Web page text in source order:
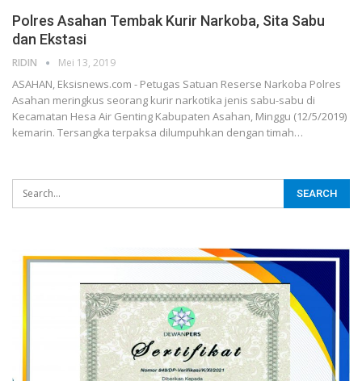
Polres Asahan Tembak Kurir Narkoba, Sita Sabu
dan Ekstasi
RIDIN Mei 13, 2019
ASAHAN, Eksisnews.com - Petugas Satuan Reserse Narkoba Polres
Asahan meringkus seorang kurir narkotika jenis sabu-sabu di
Kecamatan Hesa Air Genting Kabupaten Asahan, Minggu (12/5/2019)
kemarin. Tersangka terpaksa dilumpuhkan dengan timah…